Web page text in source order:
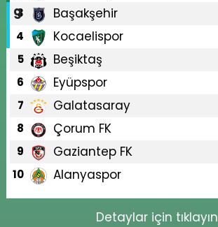
3 Başakşehir
4 Kocaelispor
5 Beşiktaş
6 Eyüpspor
7 Galatasaray
8 Çorum FK
9 Gaziantep FK
10 Alanyaspor
Detaylar için tıklayın